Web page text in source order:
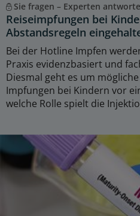
Sie fragen – Experten
Reiseimpfungen bei
Abstandsregeln
Bei der Hotline Impfen
Praxis evidenzbasiert und
Diesmal geht es um
Impfungen bei Kindern vor
welche Rolle spielt die